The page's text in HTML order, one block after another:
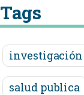
Tags
investigación
salud publica